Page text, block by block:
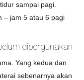
sampai pagi.
– jam 5 atau 6 pagi
dipergunakan
Yang kedua dan
sebenarnya akan